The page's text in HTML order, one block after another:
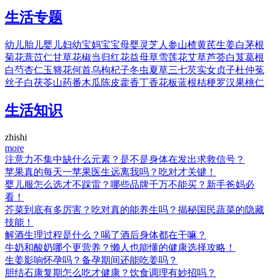
生活专题
幼儿胎儿婴儿妇幼宝妈宝宝母婴灵芝人参山楂黄芪生姜白茅根
菊花薏苡仁甘草花椒当归红花益母草雪莲花艾草芦荟白芨葛根
白芍杏仁玉簪花何首乌枸杞子冬虫夏草三七芡实女贞子杜仲菟
丝子白茯苓山药番木瓜 陈皮藿香丁香花板蓝根桔梗罗汉果桃仁
生活知识
zhishi
more
注意力不集中缺什么元素？是不是身体在发出求救信号？
苹果真的每天一苹果医生远离我吗？吃对才关键！
婴儿服怎么选才不踩雷？哪些品牌千万不能买？新手爸妈必
看！
芥菜到底有多厉害？吃对真的能养生吗？揭秘国民蔬菜的隐藏
技能！
解酒生理过程是什么？喝了酒后身体都在干嘛？
牛奶和酸奶哪个更营养？懒人也能懂的健康选择攻略！
生姜影响怀孕吗？备孕期间还能吃姜吗？
胆结石康复期怎么吃才健康？饮食调理有妙招吗？